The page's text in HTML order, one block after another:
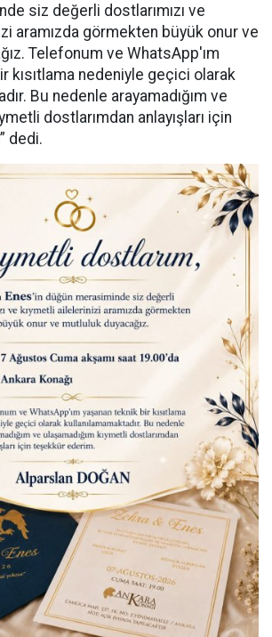
siz değerli dostlarımızı ve
aramızda görmekten büyük onur ve
Telefonum ve WhatsApp'ım
kısıtlama nedeniyle geçici olarak
Bu nedenle arayamadığım ve
dostlarımdan anlayışları için
dedi.